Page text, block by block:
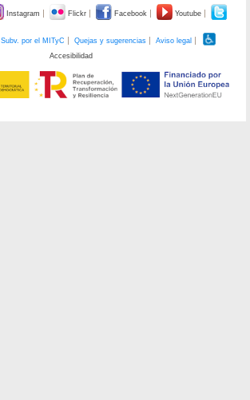
Instagram Flickr Facebook Youtube
Subv. por el MITyC Quejas y sugerencias
Aviso legal
Accesibilidad